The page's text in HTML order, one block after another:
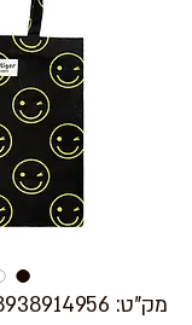
מק"ט: 1238938914956